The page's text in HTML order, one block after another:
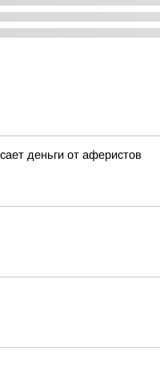
деньги от аферистов